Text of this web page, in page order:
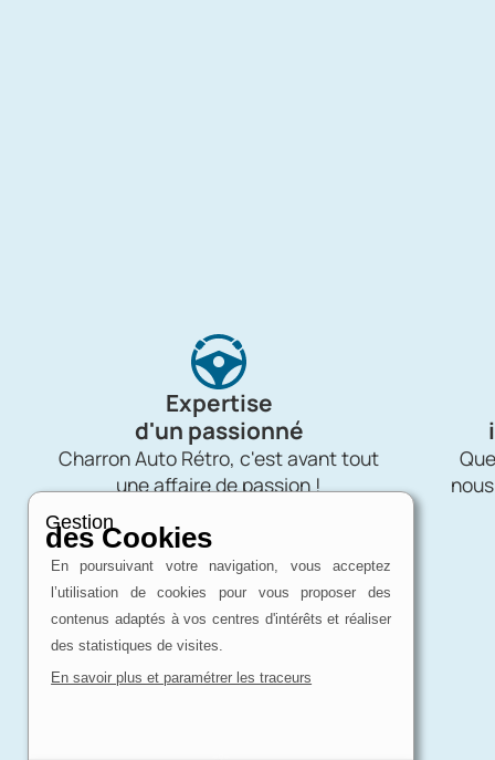
Expertise
d'un passionné
Charron Auto Rétro, c'est avant tout
une affaire de passion !
Gestion
des Cookies
En poursuivant votre navigation, vous acceptez
l’utilisation de cookies pour vous proposer des
contenus adaptés à vos centres d'intérêts et réaliser
des statistiques de visites.
En savoir plus et paramétrer les traceurs